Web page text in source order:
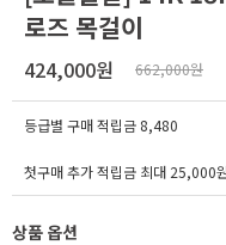
로즈 목걸이
424,000원 662,000원
등급별 구매 적립금 8,480
첫구매 추가 적립금 최대 25,000
상품 옵션